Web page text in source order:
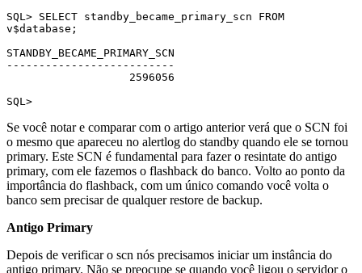
SQL> SELECT standby_became_primary_scn FROM
v$database;
STANDBY_BECAME_PRIMARY_SCN
--------------------------
SQL>
Se você notar e comparar com o artigo anterior verá que o SCN foi
o mesmo que apareceu no alertlog do standby quando ele se tornou
primary. Este SCN é fundamental para fazer o resintate do antigo
primary, com ele fazemos o flashback do banco. Volto ao ponto da
importância do flashback, com um único comando você volta o
banco sem precisar de qualquer restore de backup.
Antigo Primary
Depois de verificar o scn nós precisamos iniciar um instância do
antigo primary. Não se preocupe se quando você ligou o servidor o